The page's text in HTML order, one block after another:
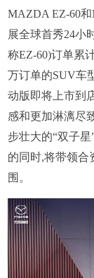
MAZDA EZ-60
展全球首秀24小
称EZ-60)订单累
万订单的SUV车
动版即将上市到
感和更加淋漓尽
步壮大的“双子
的同时,将带领合
围。